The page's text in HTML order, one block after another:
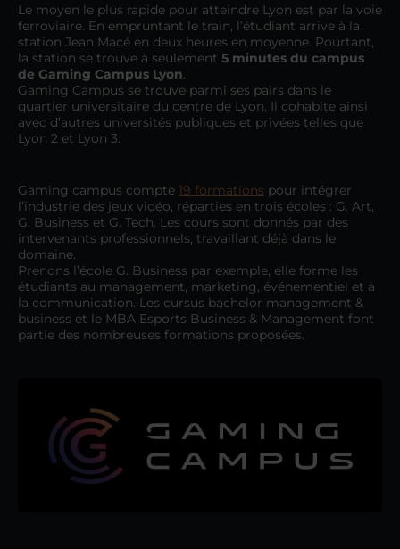
Le moyen le plus rapide pour atteindre Lyon est par la voie
ferroviaire. En empruntant le train, l’étudiant arrive à la
station Jean Macé en deux heures en moyenne. Pourtant,
la station se trouve à seulement 5 minutes du campus
de Gaming Campus Lyon
Gaming Campus se trouve parmi ses pairs dans le
quartier universitaire du centre de Lyon. Il cohabite ainsi
avec d’autres universités publiques et privées telles que
Lyon 2 et Lyon 3.
Gaming campus compte 19 formations pour intégrer
l’industrie des jeux vidéo, réparties en trois écoles : G. Art,
G. Business et G. Tech. Les cours sont donnés par des
intervenants professionnels, travaillant déjà dans le
domaine.
Prenons l’école G. Business par exemple, elle forme les
étudiants au management, marketing, événementiel et à
la communication. Les cursus bachelor management &
business et le MBA Esports Business & Management font
partie des nombreuses formations proposées.